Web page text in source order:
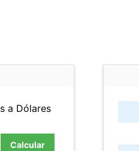
a Dólares
Calcular